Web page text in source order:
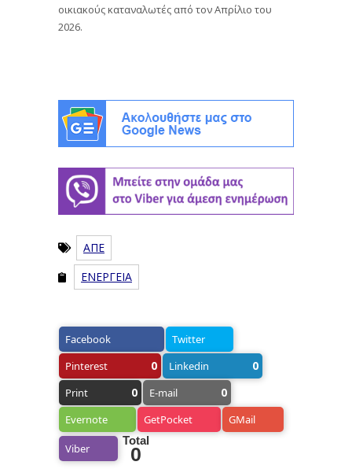
οικιακούς καταναλωτές από τον Απρίλιο του
2026.
ΑΠΕ
ΕΝΕΡΓΕΙΑ
Facebook
Twitter
Pinterest
0 Linkedin 0
Print 0 E-mail 0
Evernote GetPocket GMail
Viber
Total
0